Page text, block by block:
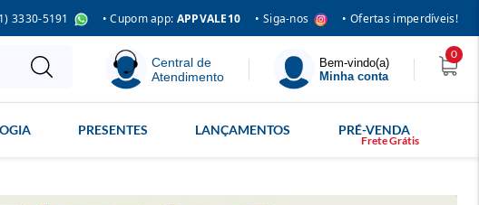
3330-5191 • Cupom app: APPVALE10 • Siga-nos • Ofertas imperdíveis!
Central de
Atendimento
Bem-vindo(a)
Minha conta
0
PRESENTES LANÇAMENTOS PRÉ-VENDA